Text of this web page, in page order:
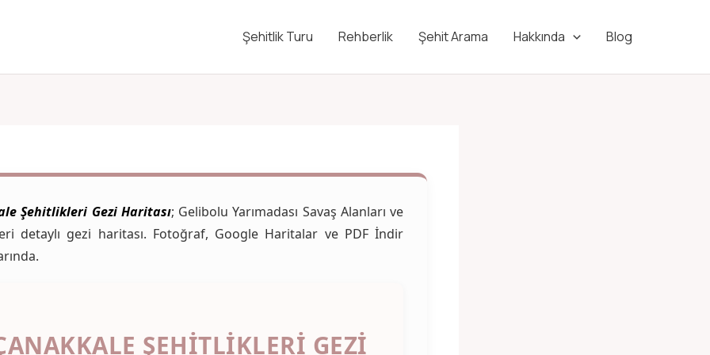
Şehitlik Turu Rehberlik Şehit Arama Hakkında Blog
Şehitlikleri Gezi Haritası; Gelibolu Yarımadası Savaş Alanları ve
detaylı gezi haritası. Fotoğraf, Google Haritalar ve PDF İndir
ŞEHITLIKLERI GEZI